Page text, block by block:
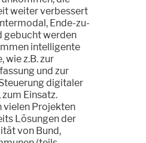
weiter verbessert
Ende-zu-
gebucht werden
intelligente
wie z.B. zur
und zur
digitaler
Einsatz.
vielen Projekten
Lösungen der
von Bund,